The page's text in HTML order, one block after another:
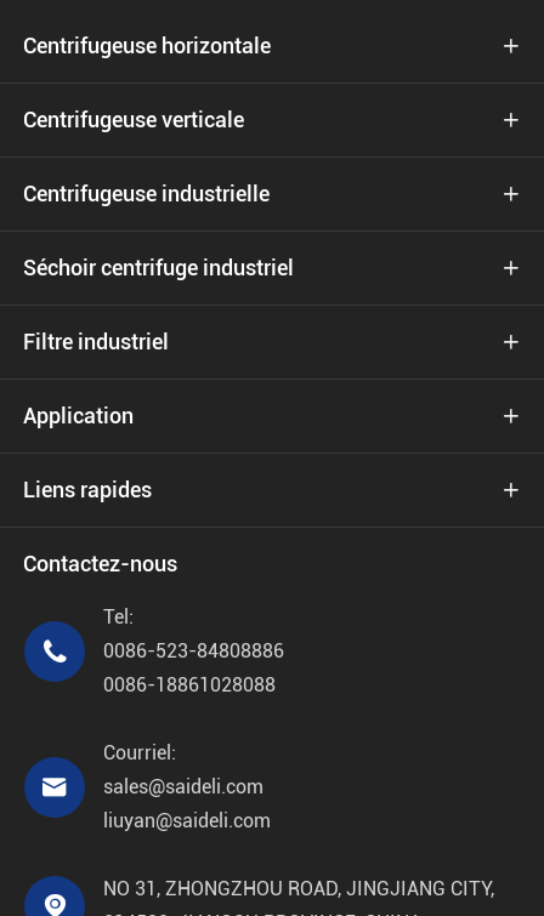
Centrifugeuse horizontale 
Centrifugeuse verticale 
Centrifugeuse industrielle 
Séchoir centrifuge industriel 
Filtre industriel 
Application 
Liens rapides 
Contactez-nous

Tel:
0086-523-84808886
0086-18861028088

Courriel:
sales@saideli.com
liuyan@saideli.com

NO 31, ZHONGZHOU ROAD, JINGJIANG CITY,